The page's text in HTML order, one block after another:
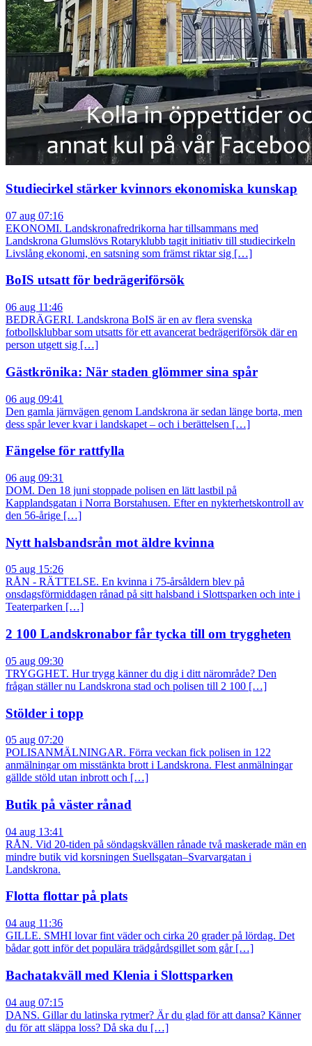
Studiecirkel stärker kvinnors ekonomiska kunskap
07 aug 07:16
EKONOMI. Landskronafredrikorna har tillsammans med
Landskrona Glumslövs Rotaryklubb tagit initiativ till studiecirkeln
Livslång ekonomi, en satsning som främst riktar sig […]
BoIS utsatt för bedrägeriförsök
06 aug 11:46
BEDRÄGERI. Landskrona BoIS är en av flera svenska
fotbollsklubbar som utsatts för ett avancerat bedrägeriförsök där en
person utgett sig […]
Gästkrönika: När staden glömmer sina spår
06 aug 09:41
Den gamla järnvägen genom Landskrona är sedan länge borta, men
dess spår lever kvar i landskapet – och i berättelsen […]
Fängelse för rattfylla
06 aug 09:31
DOM. Den 18 juni stoppade polisen en lätt lastbil på
Kapplandsgatan i Norra Borstahusen. Efter en nykterhetskontroll av
den 56-årige […]
Nytt halsbandsrån mot äldre kvinna
05 aug 15:26
RÅN - RÄTTELSE. En kvinna i 75-årsåldern blev på
onsdagsförmiddagen rånad på sitt halsband i Slottsparken och inte i
Teaterparken […]
2 100 Landskronabor får tycka till om tryggheten
05 aug 09:30
TRYGGHET. Hur trygg känner du dig i ditt närområde? Den
frågan ställer nu Landskrona stad och polisen till 2 100 […]
Stölder i topp
05 aug 07:20
POLISANMÄLNINGAR. Förra veckan fick polisen in 122
anmälningar om misstänkta brott i Landskrona. Flest anmälningar
gällde stöld utan inbrott och […]
Butik på väster rånad
04 aug 13:41
RÅN. Vid 20-tiden på söndagskvällen rånade två maskerade män en
mindre butik vid korsningen Suellsgatan–Svarvargatan i
Landskrona.
Flotta flottar på plats
04 aug 11:36
GILLE. SMHI lovar fint väder och cirka 20 grader på lördag. Det
bådar gott inför det populära trädgårdsgillet som går […]
Bachatakväll med Klenia i Slottsparken
04 aug 07:15
DANS. Gillar du latinska rytmer? Är du glad för att dansa? Känner
du för att släppa loss? Då ska du […]